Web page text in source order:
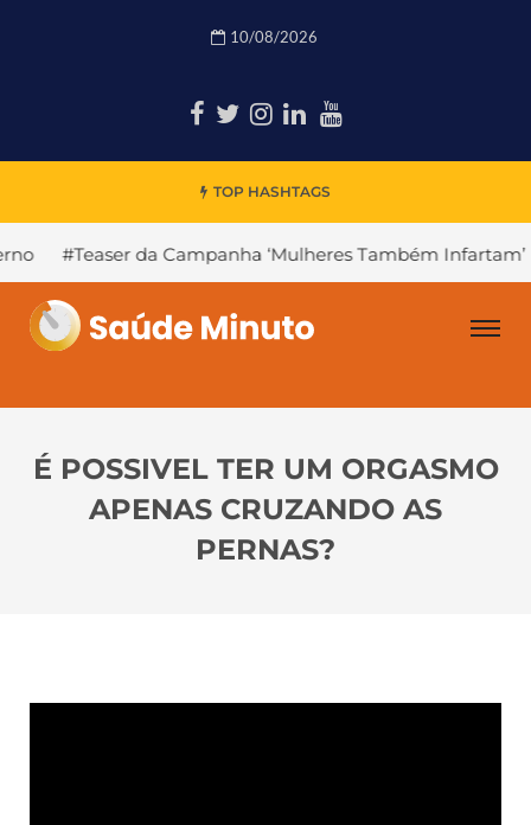
10/08/2026
TOP HASHTAGS
da Campanha ‘Mulheres Também Infartam’ #Declínio
É POSSIVEL TER UM ORGASMO
APENAS CRUZANDO AS
PERNAS?